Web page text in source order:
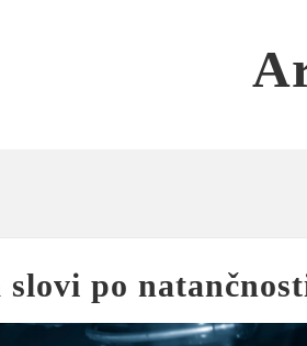
po